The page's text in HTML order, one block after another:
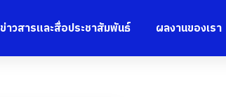
ข่าวสารและสื่อประชาสัมพันธ์ ผลงานของเรา